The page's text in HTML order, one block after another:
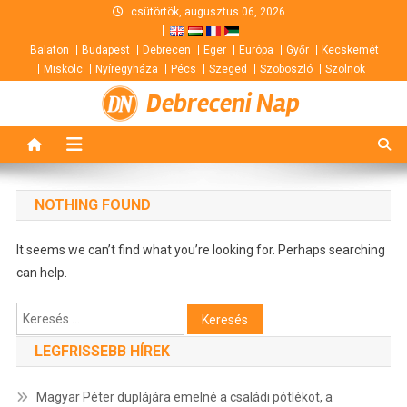
content
csütörtök, augusztus 06, 2026
Balaton Budapest Debrecen Eger Európa Győr
Kecskemét
Miskolc
Nyíregyháza Pécs Szeged Szoboszló Szolnok
Debreceni Nap
NOTHING FOUND
It seems we can’t find what you’re looking for. Perhaps searching
can help.
Keresés:
LEGFRISSEBB HÍREK
Magyar Péter duplájára emelné a családi pótlékot, a